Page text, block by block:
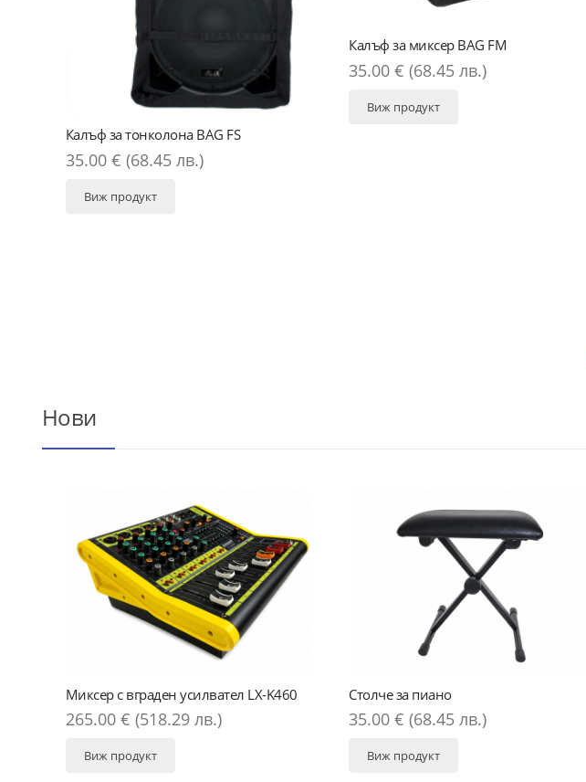
Калъф за миксер BAG FM
35.00 € (68.45 лв.)
Виж продукт
Нови
усилвател LX-K460 Столче за пиано
35.00 € (68.45 лв.)
Портативен
119.00 €